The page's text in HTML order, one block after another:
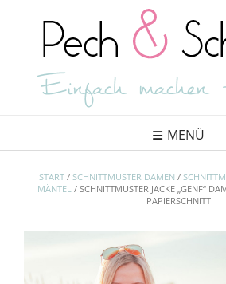
content
MENÜ
START/ SCHNITTMUSTER DAMEN /
MÄNTEL / SCHNITTMUSTER JACKE „GENF“
PAPIERSCHNITT